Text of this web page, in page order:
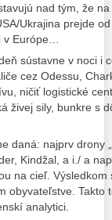
nad tým, že
Ukrajina prejde
Európe…
sústavne v noci i
cez Odessu,
ničiť logistické
živej sily, bunkre s
daná: najprv drony
Kindžal, a i./ a
na cieľ.
obyvateľstve. Takto
analytici.